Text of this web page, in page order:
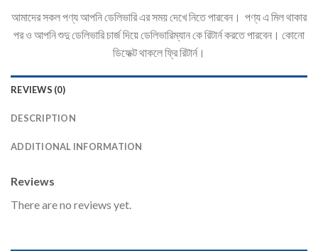
আমাদের সকল পণ্য আপনি ডেলিভারি এর সময় দেখে নিতে পারবেন। পণ্য এ মিল থাকার
পর ও আপনি শুদু ডেলিভারি চার্জ দিয়ে ডেলিভারিম্যান কে রিটার্ন করতে পারবেন। কোনো
ডিফেক্ট থাকলে ফ্রি রিটার্ন।
REVIEWS (0)
DESCRIPTION
ADDITIONAL INFORMATION
Reviews
There are no reviews yet.